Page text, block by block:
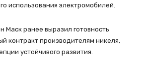
использования электромобилей.
Маск ранее выразил готовность
контракт производителям никеля,
устойчивого развития.